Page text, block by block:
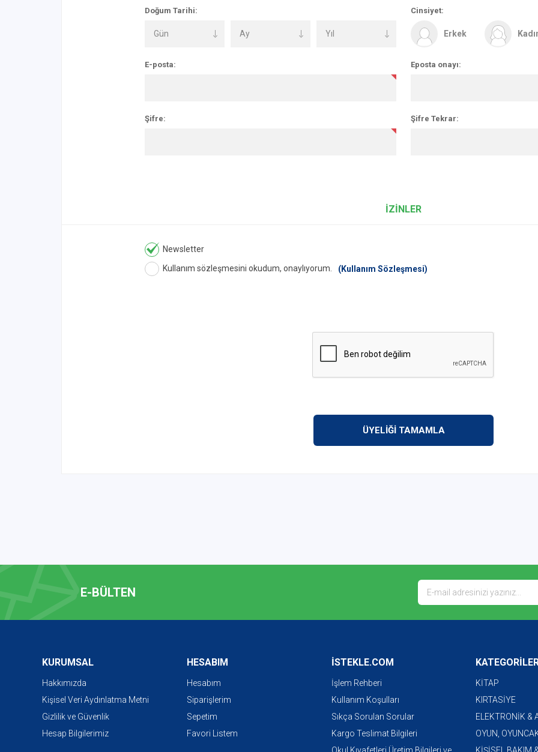
Doğum Tarihi: Cinsiyet:
Erkek
E-posta: Eposta onayı:
Şifre: Şifre Tekrar:
İZİNLER
Newsletter
Kullanım sözleşmesini okudum, onaylıyorum.
(Kullanım Sözleşmesi)
ÜYELİĞİ TAMAMLA
E-BÜLTEN
KURUMSAL
Hakkımızda
Kişisel Veri Aydınlatma Metni
Gizlilik ve Güvenlik
Hesap Bilgilerimiz
HESABIM
Hesabım
Siparişlerim
Sepetim
Favori Listem
İSTEKLE.COM
İşlem Rehberi
Kullanım Koşulları
Sıkça Sorulan Sorular
Kargo Teslimat Bilgileri
KİTAP
KIRTASİYE
ELEKTRONİK &
OYUN,